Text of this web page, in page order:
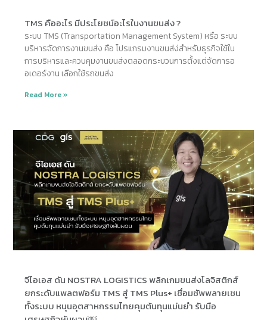
TMS คืออะไร มีประโยชน์อะไรในงานขนส่ง ?
ระบบ TMS (Transportation Management System) หรือ ระบบ
บริหารจัดการงานขนส่ง คือ โปรแกรมงานขนส่ง่สำหรับธุรกิจใช้ใน
การบริหารและควบคุมงานขนส่งตลอดกระบวนการตั้งแต่จัดการอ
อเดอร์งาน เลือกใช้รถขนส่ง
Read More »
จีไอเอส ดัน NOSTRA LOGISTICS พลิกเกมขนส่งโลจิสติกส์
ยกระดับแพลตฟอร์ม TMS สู่ TMS Plus+ เชื่อมซัพพลายเชน
ทั้งระบบ หนุนอุตสาหกรรมไทยคุมต้นทุนแม่นยำ รับมือ